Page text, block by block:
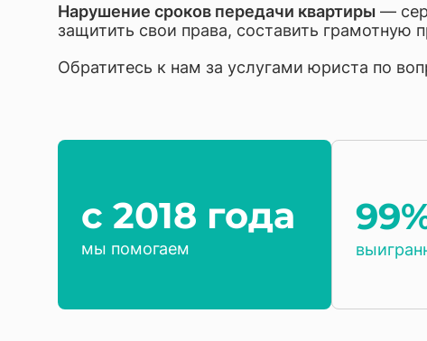
Нарушение сроков передачи квартиры —
защитить свои права, составить грамотную
Обратитесь к нам за услугами юриста по
c 2018 года
мы помогаем